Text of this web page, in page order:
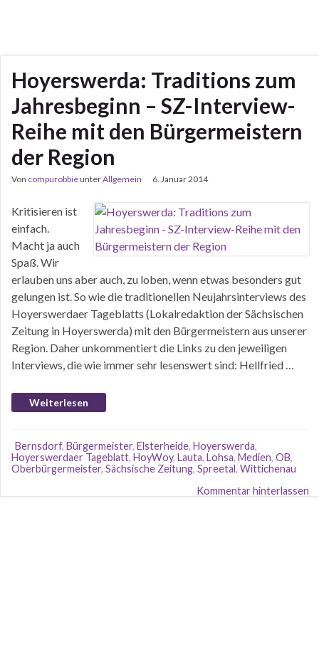
Hoyerswerda: Traditions zum
Jahresbeginn – SZ-Interview-
Reihe mit den Bürgermeistern
der Region
Von compurobbieunterAllgemein 6. Januar 2014
Kritisieren ist
einfach.
Macht ja auch
Spaß. Wir
erlauben uns aber auch, zu loben, wenn etwas besonders gut
gelungen ist. So wie die traditionellen Neujahrsinterviews des
Hoyerswerdaer Tageblatts (Lokalredaktion der Sächsischen
Zeitung in Hoyerswerda) mit den Bürgermeistern aus unserer
Region. Daher unkommentiert die Links zu den jeweiligen
Interviews, die wie immer sehr lesenswert sind: Hellfried …
Weiterlesen
Bernsdorf, Bürgermeister, Elsterheide, Hoyerswerda,
Hoyerswerdaer Tageblatt, HoyWoy, Lauta, Lohsa, Medien, OB,
Oberbürgermeister, Sächsische Zeitung, Spreetal, Wittichenau
Kommentar hinterlassen